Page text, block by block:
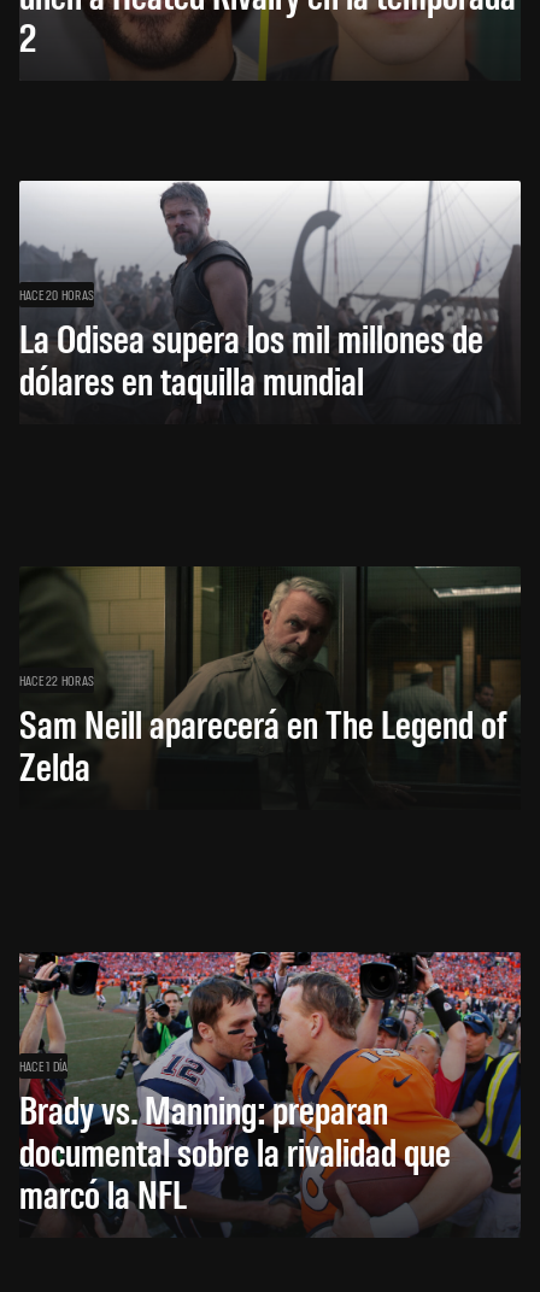
2
HACE 20 HORAS
La Odisea supera los mil millones de
dólares en taquilla mundial
HACE 22 HORAS
Sam Neill aparecerá en The Legend of
Zelda
HACE 1 DÍA
Brady vs. Manning: preparan
documental sobre la rivalidad que
marcó la NFL